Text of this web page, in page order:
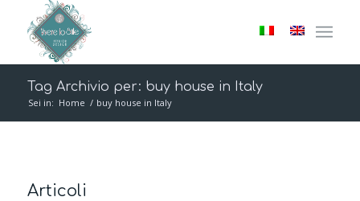
Tag Archivio per: buy house in Italy
Sei in: Home / buy house in Italy
Articoli